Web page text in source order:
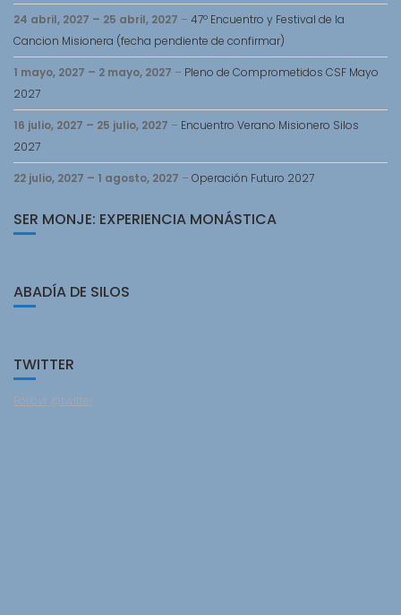
24 abril, 2027 – 25 abril, 2027 – 47º Encuentro y Festival de la
Cancion Misionera (fecha pendiente de confirmar)
1 mayo, 2027 – 2 mayo, 2027 – Pleno de Comprometidos CSF Mayo
2027
16 julio, 2027 – 25 julio, 2027 – Encuentro Verano Misionero Silos
2027
22 julio, 2027 – 1 agosto, 2027 – Operación Futuro 2027
SER MONJE: EXPERIENCIA MONÁSTICA
ABADÍA DE SILOS
TWITTER
Follow @twitter